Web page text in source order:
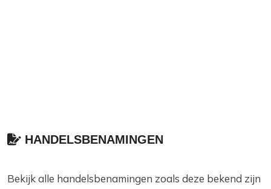
HANDELSBENAMINGEN
Bekijk alle handelsbenamingen zoals deze bekend zijn